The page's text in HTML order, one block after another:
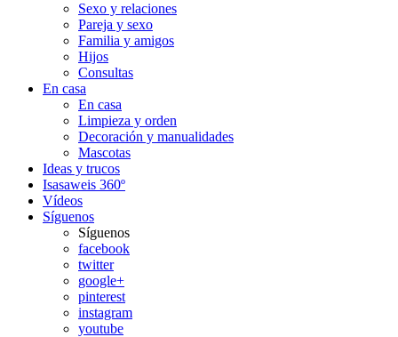
Sexo y relaciones
Pareja y sexo
Familia y amigos
Hijos
Consultas
En casa
En casa
Limpieza y orden
Decoración y manualidades
Mascotas
Ideas y trucos
Isasaweis 360º
Vídeos
Síguenos
Síguenos
facebook
twitter
google+
pinterest
instagram
youtube